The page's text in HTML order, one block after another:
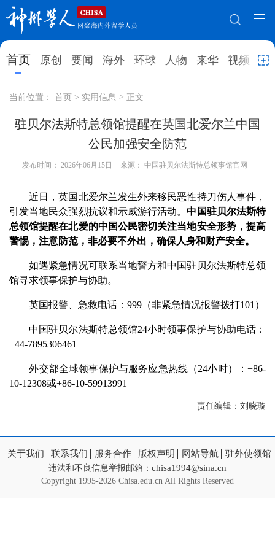
首页 原创 要闻 海外 环球 人物 来华 视频 教
网站地图
首页 原创
环球 人物 来华 视频
就业创业 合作办学
综合 深度 专题 实用信息
招聘信息 更多数据
当前位置： 首页 > 实用信息 > 正文
驻贝尔法斯特总领馆提醒在英国北爱尔兰中国
公民加强安全防范
发布时间： 2026年06月15日 来源： 中国驻贝尔法斯特总领事馆官网
近日，英国北爱尔兰发生外来移民恶性持刀伤人事件，
引发当地民众强烈抗议和示威游行活动。中国驻贝尔法斯特
总领馆提醒在北爱的中国公民密切关注当地安全形势，提高
警惕，注意防范，非必要不外出，确保人身和财产安全。
如遇紧急情况可联系当地警方和中国驻贝尔法斯特总领
馆寻求领事保护与协助。
英国报警、急救电话：999（非紧急情况报警拨打101）
中国驻贝尔法斯特总领馆24小时领事保护与协助电话：
+44-7895306461
外交部全球领事保护与服务应急热线（24小时）：+86-
10-12308或+86-10-59913991
责任编辑：刘晓璇
关于我们 联系我们 服务合作 版权声明 网站导航 驻外使领馆
违法和不良信息举报邮箱： chisa1994@sina.cn
Copyright 1995-2026 Chisa.edu.cn All Rights Reserved